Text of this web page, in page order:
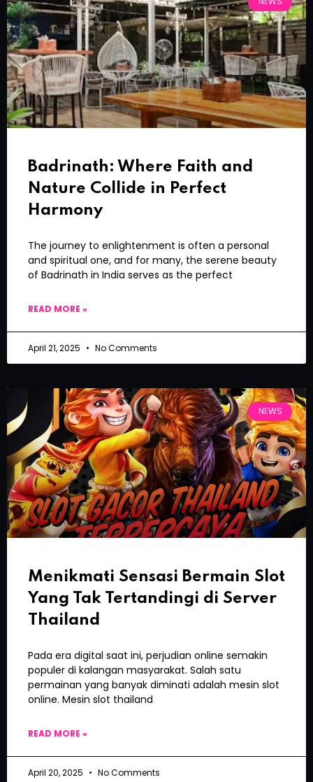
Badrinath: Where Faith and
Nature Collide in Perfect
Harmony
The journey to enlightenment is often a personal
and spiritual one, and for many, the serene beauty
of Badrinath in India serves as the perfect
READ MORE »
April 21, 2025 No Comments
NEWS
Menikmati Sensasi Bermain Slot
Yang Tak Tertandingi di Server
Thailand
Pada era digital saat ini, perjudian online semakin
populer di kalangan masyarakat. Salah satu
permainan yang banyak diminati adalah mesin slot
online. Mesin slot thailand
READ MORE »
April 20, 2025 No Comments